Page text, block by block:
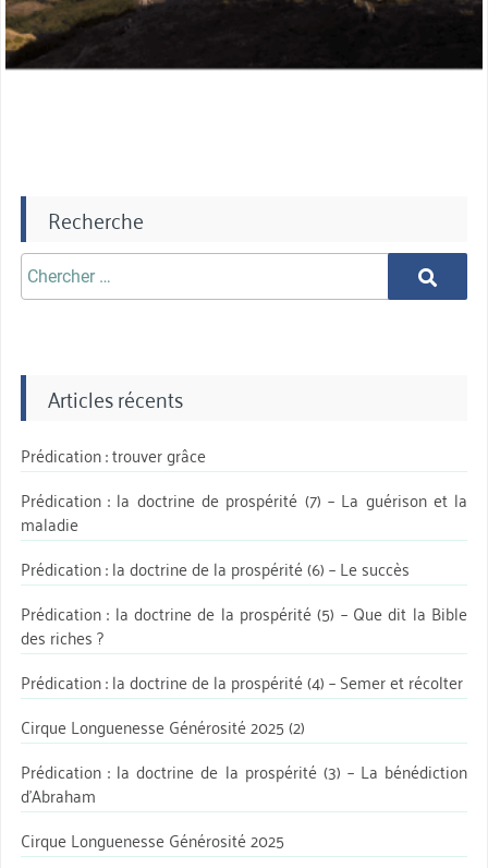
Recherche
Chercher
aprè:
Chercher
Articles récents
Prédication : trouver grâce
Prédication : la doctrine de prospérité (7) – La guérison et la
maladie
Prédication : la doctrine de la prospérité (6) – Le succès
Prédication : la doctrine de la prospérité (5) – Que dit la Bible
des riches ?
Prédication : la doctrine de la prospérité (4) – Semer et récolter
Cirque Longuenesse Générosité 2025 (2)
Prédication : la doctrine de la prospérité (3) – La bénédiction
d’Abraham
Cirque Longuenesse Générosité 2025